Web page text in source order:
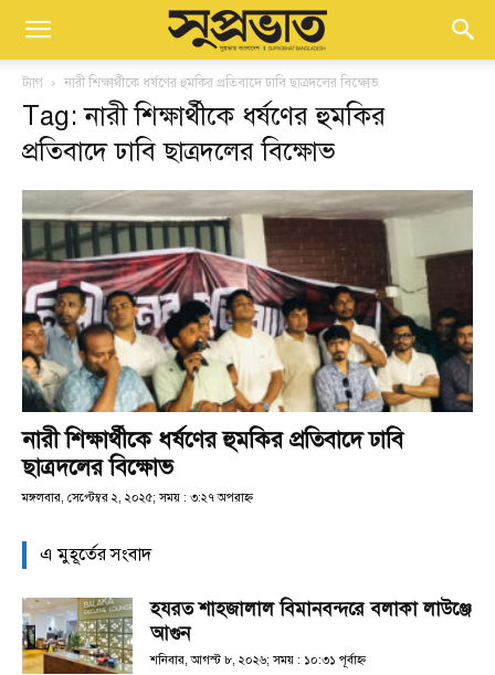
ট্যাগ নারী শিক্ষার্থীকে ধর্ষণের হুমকির প্রতিবাদে ঢাবি ছাত্রদলের বিক্ষোভ
Tag: নারী শিক্ষার্থীকে ধর্ষণের হুমকির
প্রতিবাদে ঢাবি ছাত্রদলের বিক্ষোভ
নারী শিক্ষার্থীকে ধর্ষণের হুমকির প্রতিবাদে ঢাবি
ছাত্রদলের বিক্ষোভ
মঙ্গলবার, সেপ্টেম্বর ২, ২০২৫; সময় : ৩:২৭ অপরাহ্ণ
এ মুহূর্তের সংবাদ
হযরত শাহজালাল বিমানবন্দরে বলাকা লাউঞ্জে
আগুন
শনিবার, আগস্ট ৮, ২০২৬; সময় : ১০:৩১ পূর্বাহ্ণ